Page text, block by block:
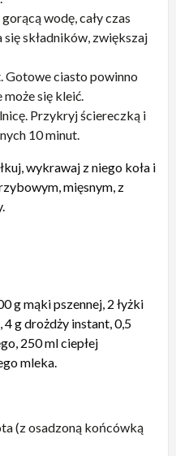
wodę, cały czas
się składników, zwiększaj
Gotowe ciasto powinno
się kleić.
Przykryj ściereczką i
10 minut.
wykrawaj z niego koła i
mięsnym, z
g mąki pszennej, 2 łyżki
g drożdży instant, 0,5
250 ml ciepłej
mleka.
(z osadzoną końcówką